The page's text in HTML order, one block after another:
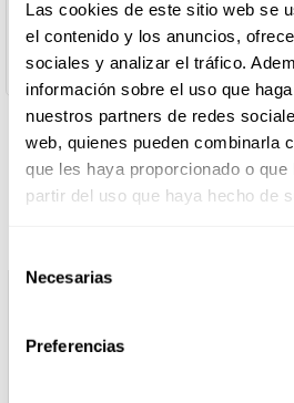
Las cookies de este sitio web se
el contenido y los anuncios,
sociales y analizar el tráfico.
información sobre el uso que
nuestros partners de redes
web, quienes pueden combinarla
que les haya proporcionado o que
partir del uso que haya hecho de
Necesarias
Preferencias
Y LIMPIEZA
PERFUMERÍA
E HIGIENE
HOGAR
Pol.Ind. El Fondonet – C/ La Serreta,
(Alicante)
Productos relacionados